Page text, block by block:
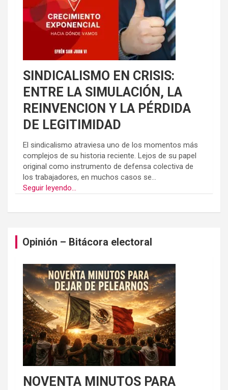
SINDICALISMO EN CRISIS:
ENTRE LA SIMULACIÓN, LA
REINVENCION Y LA PÉRDIDA
DE LEGITIMIDAD
El sindicalismo atraviesa uno de los momentos más
complejos de su historia reciente. Lejos de su papel
original como instrumento de defensa colectiva de
los trabajadores, en muchos casos se...
Seguir leyendo...
Opinión – Bitácora electoral
NOVENTA MINUTOS PARA